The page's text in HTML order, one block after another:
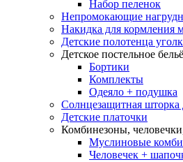
Набор пеленок
Непромокающие
Накидка для кормления
Детские полотенца
Детское постельное бельё
Бортики
Комплекты
Одеяло + подушка
Солнцезащитная шторка
Детские платочки
Комбинезоны,
Муслиновые
Человечек +